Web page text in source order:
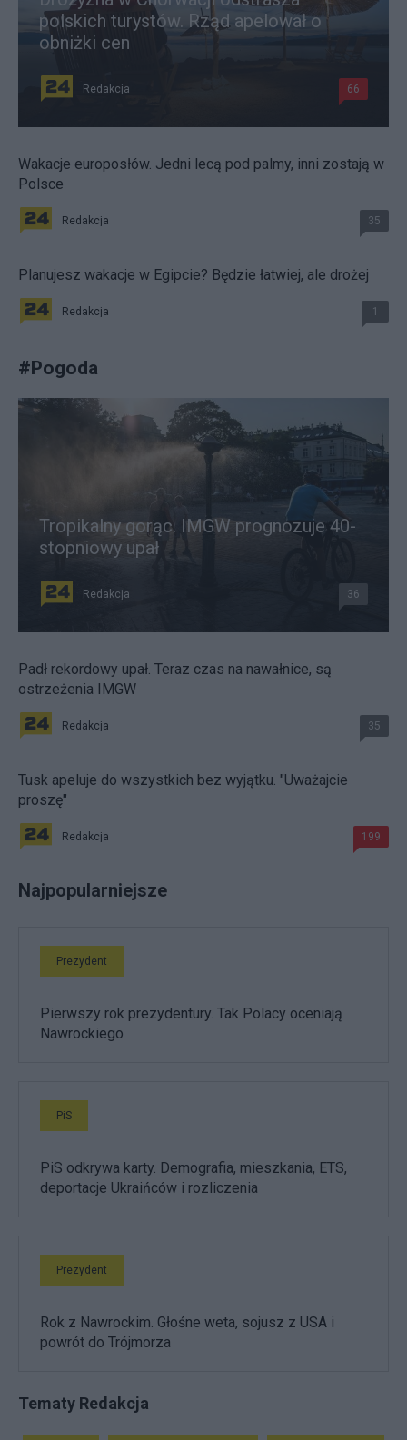
polskich turystów. Rząd apelował o
obniżki cen
Redakcja 66
Wakacje europosłów. Jedni lecą pod palmy, inni zostają w
Polsce
Redakcja 35
Planujesz wakacje w Egipcie? Będzie łatwiej, ale drożej
Redakcja 1
#Pogoda
Tropikalny gorąc. IMGW prognozuje 40-
stopniowy upał
Redakcja 36
Padł rekordowy upał. Teraz czas na nawałnice, są
ostrzeżenia IMGW
Redakcja 35
Tusk apeluje do wszystkich bez wyjątku. "Uważajcie
proszę"
Redakcja 199
Najpopularniejsze
Prezydent
Pierwszy rok prezydentury. Tak Polacy oceniają
Nawrockiego
PiS
PiS odkrywa karty. Demografia, mieszkania, ETS,
deportacje Ukraińców i rozliczenia
Prezydent
Rok z Nawrockim. Głośne weta, sojusz z USA i
powrót do Trójmorza
Tematy Redakcja